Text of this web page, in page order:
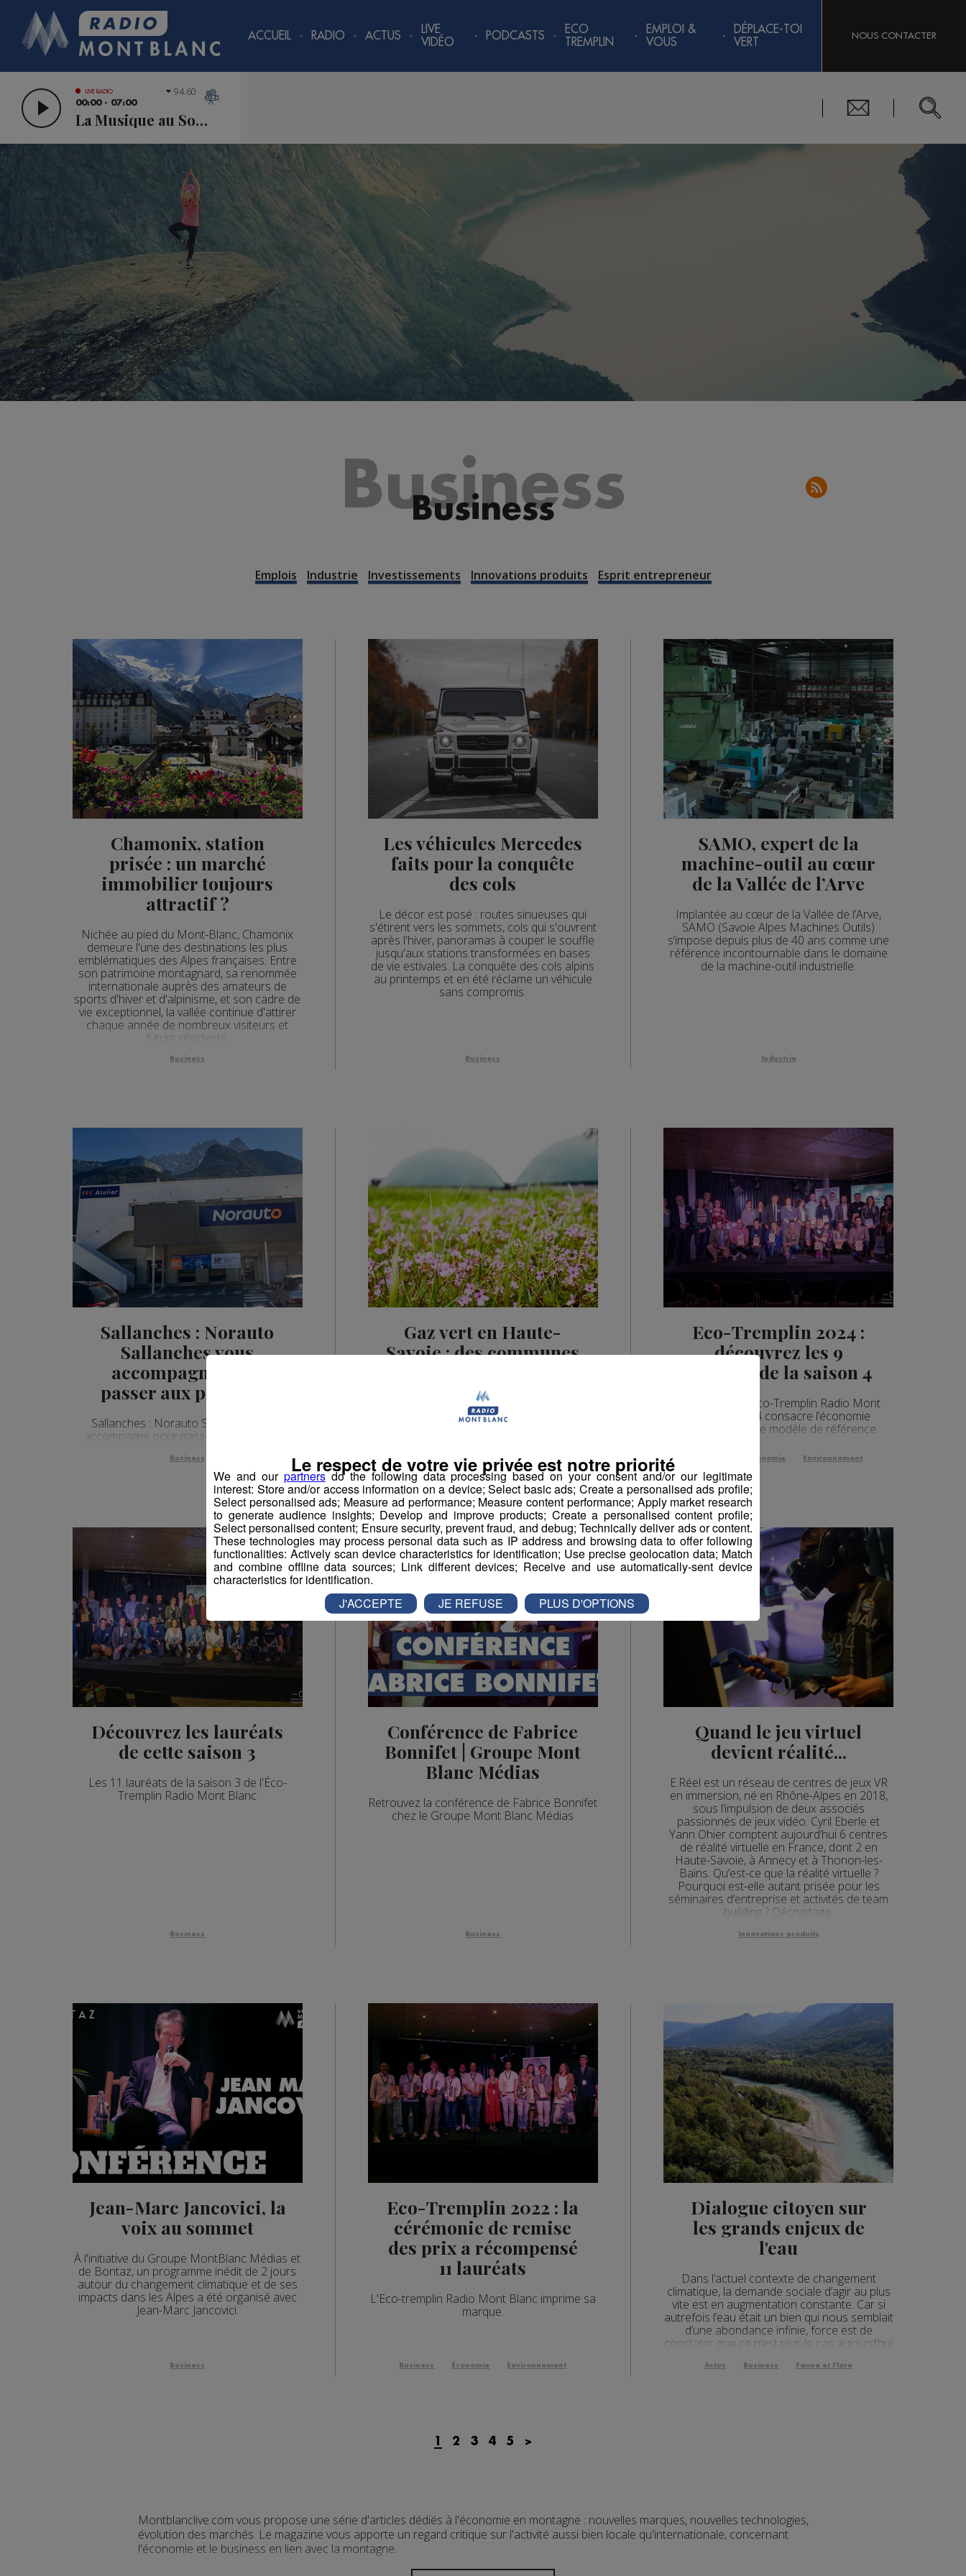
ACCUEIL RADIO ACTUS
LIVE
VIDÉO
PODCASTS
ECO
TREMPLIN
EMPLOI &
VOUS
DÉPLACE-TOI
VERT
NOUS CONTACTER
LIVE RADIO
00:00 - 07:00
La Musique au Sommet
94.60
Business
Business
Emplois Industrie Investissements Innovations produits Esprit entrepreneur
Chamonix, station
prisée : un marché
immobilier toujours
attractif ?
Nichée au pied du Mont-Blanc, Chamonix
demeure l'une des destinations les plus
emblématiques des Alpes françaises. Entre
son patrimoine montagnard, sa renommée
internationale auprès des amateurs de
sports d'hiver et d'alpinisme, et son cadre de
vie exceptionnel, la vallée continue d'attirer
chaque année de nombreux visiteurs et
futurs résidents.
Business
Les véhicules Mercedes
faits pour la conquête
des cols
Le décor est posé : routes sinueuses qui
s'étirent vers les sommets, cols qui s'ouvrent
après l'hiver, panoramas à couper le souffle
jusqu'aux stations transformées en bases
de vie estivales. La conquête des cols alpins
au printemps et en été réclame un véhicule
sans compromis.
Business
SAMO, expert de la
machine-outil au cœur
de la Vallée de l’Arve
Implantée au cœur de la Vallée de l’Arve,
SAMO (Savoie Alpes Machines Outils)
s’impose depuis plus de 40 ans comme une
référence incontournable dans le domaine
de la machine-outil industrielle.
Industrie
Sallanches : Norauto
Sallanches vous
accompagne pour
passer aux pneus été
Sallanches : Norauto Sallanches vous
accompagne pour passer aux pneus été
Business
Gaz vert en Haute-
Savoie : des communes
Saviez-vous que la Haute-Savoie est un
département en pointe pour la production et
Business
Eco-Tremplin 2024 :
découvrez les 9
lauréats de la saison 4
La cérémonie Éco-Tremplin Radio Mont
Blanc saison 4 consacre l’économie
circulaire comme modèle de référence.
Économie Environnement
Découvrez les lauréats
de cette saison 3
Les 11 lauréats de la saison 3 de l'Éco-
Tremplin Radio Mont Blanc
Business
Conférence de Fabrice
Bonnifet | Groupe Mont
Blanc Médias
Retrouvez la conférence de Fabrice Bonnifet
chez le Groupe Mont Blanc Médias
Business
Quand le jeu virtuel
devient réalité...
E.Réel est un réseau de centres de jeux VR
en immersion, né en Rhône-Alpes en 2018,
sous l’impulsion de deux associés
passionnés de jeux vidéo. Cyril Eberle et
Yann Ohier comptent aujourd’hui 6 centres
de réalité virtuelle en France, dont 2 en
Haute-Savoie, à Annecy et à Thonon-les-
Bains. Qu’est-ce que la réalité virtuelle ?
Pourquoi est-elle autant prisée pour les
séminaires d’entreprise et activités de team
building ? Décryptage.
Innovations produits
Jean-Marc Jancovici, la
voix au sommet
À l'initiative du Groupe MontBlanc Médias et
de Bontaz, un programme inédit de 2 jours
autour du changement climatique et de ses
impacts dans les Alpes a été organisé avec
Jean-Marc Jancovici.
Business
Eco-Tremplin 2022 : la
cérémonie de remise
des prix a récompensé
11 lauréats
L'Eco-tremplin Radio Mont Blanc imprime sa
marque.
Business Économie Environnement
Dialogue citoyen sur
les grands enjeux de
l'eau
Dans l’actuel contexte de changement
climatique, la demande sociale d’agir au plus
vite est en augmentation constante. Car si
autrefois l’eau était un bien qui nous semblait
d’une abondance infinie, force est de
constater que ce n’est plus le cas aujourd’hui
Actus Business Faune et Flore
1 2 3 4 5 >
Montblanclive.com vous propose une série d'articles dédiés à l'économie en montagne : nouvelles marques, nouvelles technologies,
évolution des marchés. Le magazine vous apporte un regard critique sur l'activité aussi bien locale qu'internationale, concernant
l'économie et le business en lien avec la montagne.
We and our partnersdo the following data processing based on your consent and/or our legitimate
interest: Store and/or access information on a device; Select basic ads; Create a personalised ads profile;
Select personalised ads; Measure ad performance; Measure content performance; Apply market research
to generate audience insights; Develop and improve products; Create a personalised content profile;
Select personalised content; Ensure security, prevent fraud, and debug; Technically deliver ads or content.
These technologies may process personal data such as IP address and browsing data to offer following
functionalities: Actively scan device characteristics for identification; Use precise geolocation data; Match
and combine offline data sources; Link different devices; Receive and use automatically-sent device
characteristics for identification.
Le respect de votre vie privée est notre priorité
J'ACCEPTE JE REFUSE PLUS D'OPTIONS